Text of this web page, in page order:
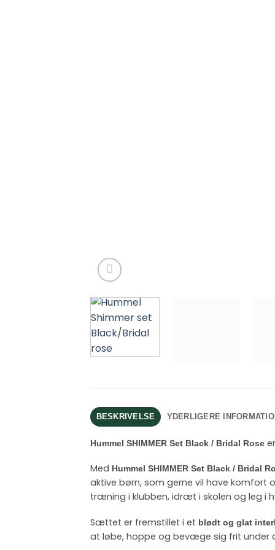
BESKRIVELSE YDERLIGERE
Hummel SHIMMER Set Black / Bridal Rose
Med Hummel SHIMMER Set Black / Bridal
aktive børn, som gerne vil have
træning i klubben, idræt i skolen og leg i
Sættet er fremstillet i et blødt og glat
at løbe, hoppe og bevæge sig frit under